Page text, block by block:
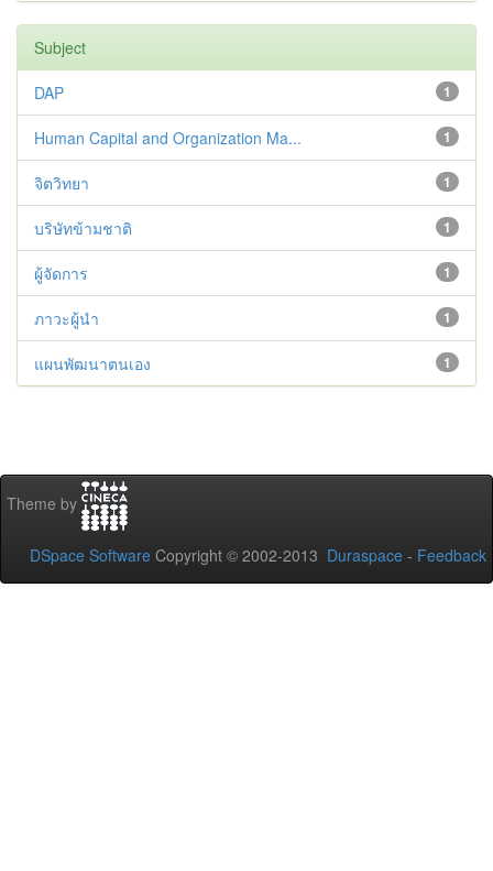
Subject
1
DAP
1
Human Capital and Organization Ma...
1
จิตวิทยา
1
บริษัทข้ามชาติ
1
ผู้จัดการ
1
ภาวะผู้นำ
1
แผนพัฒนาตนเอง
Theme by
DSpace Software Copyright © 2002-2013 Duraspace - Feedback